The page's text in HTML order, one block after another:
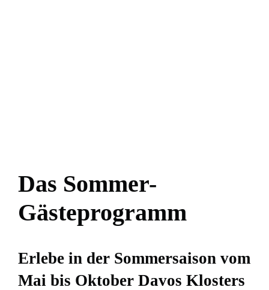
Das Sommer-
Gästeprogramm
Erlebe in der Sommersaison vom
Mai bis Oktober Davos Klosters